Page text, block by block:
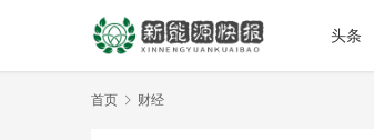
头条
首页 财经